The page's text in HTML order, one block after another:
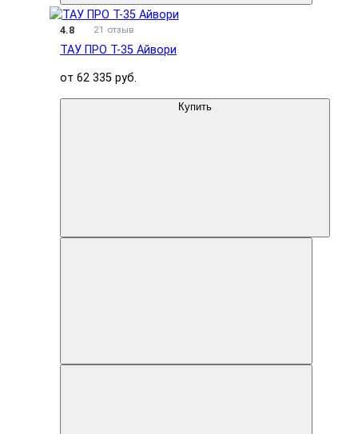
4.8 21 отзыв
ТАУ ПРО T-35 Айвори
от 62 335 руб.
Купить